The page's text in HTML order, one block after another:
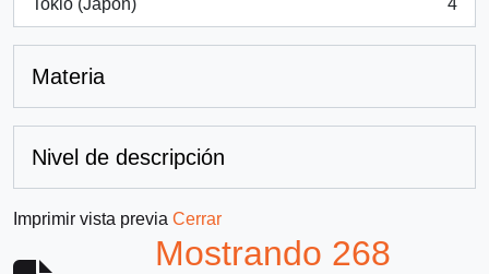
Tokio (Japón)
, 4 resultados
4
Materia
Nivel de descripción
Imprimir vista previa Cerrar
Mostrando 268